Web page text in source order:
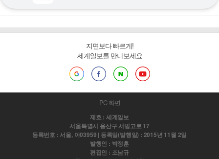
지면보다 빠르게!
세계일보를 만나보세요
PC 화면
제호 : 세계일보
서울특별시 용산구 서빙고로 17
등록번호 : 서울, 아03959 | 등록일(발행일) : 2015년 11월 2일
발행인 : 박정훈
편집인 : 조남규